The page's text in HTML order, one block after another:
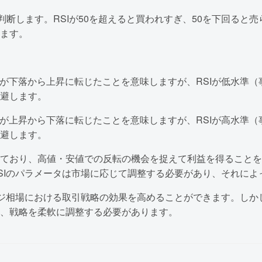
します。RSIが50を超えると買われすぎ、50を下回ると
す。
下落から上昇に転じたことを意味しますが、RSIが低水準
します。
上昇から下落に転じたことを意味しますが、RSIが高水準
します。
おり、高値・安値での反転の機会を捉えて利益を得ること
パラメータは市場に応じて調整する必要があり、それに
場における取引戦略の効果を高めることができます。し
略を柔軟に調整する必要があります。